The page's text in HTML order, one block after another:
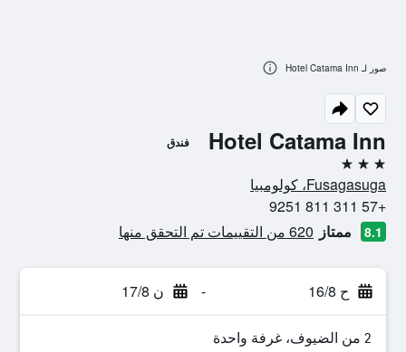
Hotel Catama Inn فندق
3 نجوم
Fusagasuga، كولومبيا
+57 311 811 9251
8.1 ممتاز 620 من التقييمات تم التحقق منها
ح 16/8 - ن 17/8
2 من الضيوف، غرفة واحدة
صور لـ Hotel Catama Inn